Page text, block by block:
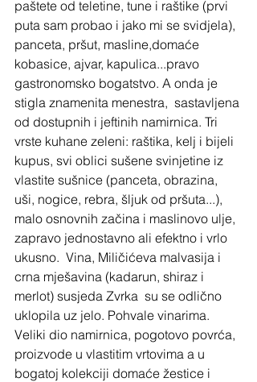
paštete od teletine, tune i raštike (prvi
puta sam probao i jako mi se svidjela),
panceta, pršut, masline,domaće
kobasice, ajvar, kapulica...pravo
gastronomsko bogatstvo. A onda je
stigla znamenita menestra,  sastavljena
od dostupnih i jeftinih namirnica. Tri
vrste kuhane zeleni: raštika, kelj i bijeli
kupus, svi oblici sušene svinjetine iz
vlastite sušnice (panceta, obrazina,
uši, nogice, rebra, šljuk od pršuta...),
malo osnovnih začina i maslinovo ulje,
zapravo jednostavno ali efektno i vrlo
ukusno.  Vina, Miličićeva malvasija i
crna mješavina (kadarun, shiraz i
merlot) susjeda Zvrka  su se odlično
uklopila uz jelo. Pohvale vinarima.
Veliki dio namirnica, pogotovo povrća,
proizvode u vlastitim vrtovima a u
bogatoj kolekciji domaće žestice i